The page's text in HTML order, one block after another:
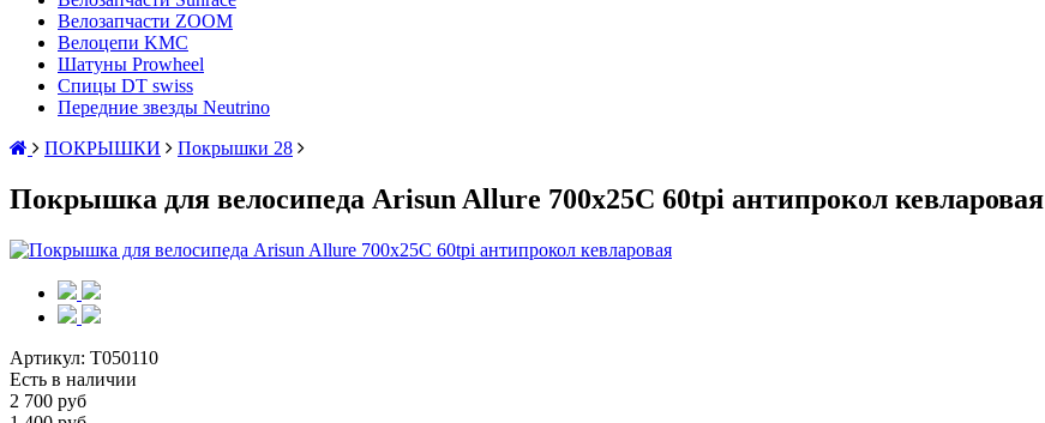
Велозапчасти ZOOM
Велоцепи KMC
Шатуны Prowheel
Спицы DT swiss
Передние звезды Neutrino
ПОКРЫШКИ
Покрышки 28
Покрышка для велосипеда Arisun Allure 700х25C 60tpi антипрокол кевларовая
Артикул: T050110
Есть в наличии
2 700 руб